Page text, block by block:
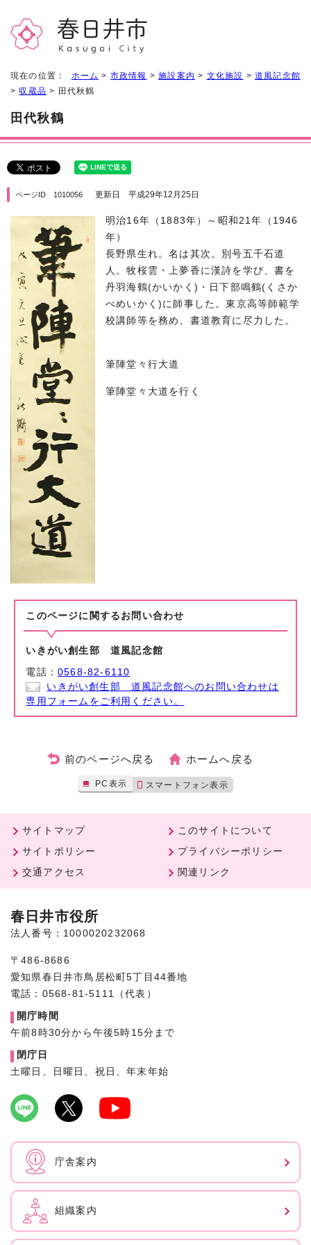
現在の位置： ホーム > 市政情報 >施設案内 > 文化施設 >道風記念館
>収蔵品 > 田代秋鶴
田代秋鶴
ページID 1010056 更新日 平成29年12月25日
明治16年（1883年）～昭和21年（1946
年）
長野県生れ。名は其次。別号五千石道
人。牧桜雲・上夢香に漢詩を学び、書を
丹羽海鶴(かいかく)・日下部鳴鶴(くさか
べめいかく)に師事した。東京高等師範学
校講師等を務め、書道教育に尽力した。
筆陣堂々行大道
筆陣堂々大道を行く
このページに関する お問い合わせ
いきがい創生部 道風記念館
電話：0568-82-6110
いきがい創生部 道風記念館へのお問い合わせは
専用フォームをご利用ください。
前のページへ戻る ホームへ戻る
PC表示 スマートフォン表示
サイトマップ
このサイトについて
サイトポリシー
プライバシーポリシー
交通アクセス
関連リンク
春日井市役所
法人番号：1000020232068
〒486-8686
愛知県春日井市鳥居松町5丁目44番地
電話：0568-81-5111（代表）
開庁時間
午前8時30分から午後5時15分まで
閉庁日
土曜日、日曜日、祝日、年末年始
庁舎案内
組織案内